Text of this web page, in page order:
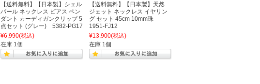
【送料無料】【日本製】シェル
パール ネックレス ピアス ペン
ダント カーディガンクリップ 5
点セット (グレー) 5382-PG17
¥6,990(税込)
在庫 1個
【送料無料】【日本製】天然
ジェット ネックレス イヤリン
グ セット 45cm 10mm珠
1951-FJ12
¥13,900(税込)
在庫 1個